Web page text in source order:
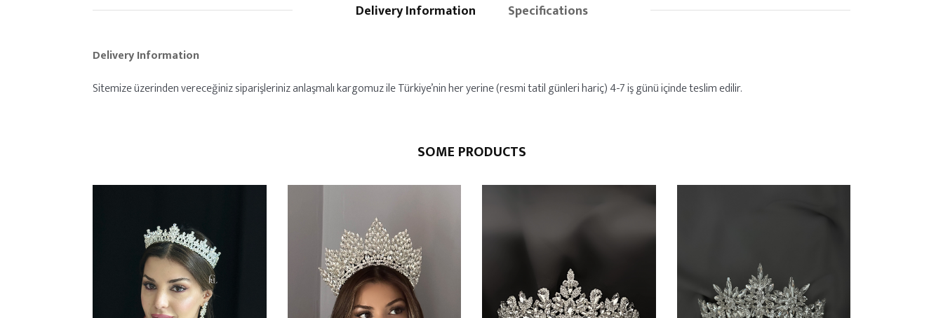
Delivery Information Specifications
Delivery Information
Sitemize üzerinden vereceğiniz siparişleriniz anlaşmalı kargomuz ile Türkiye’nin her yerine (resmi tatil günleri hariç) 4-7 iş günü içinde teslim edilir.
SOME PRODUCTS